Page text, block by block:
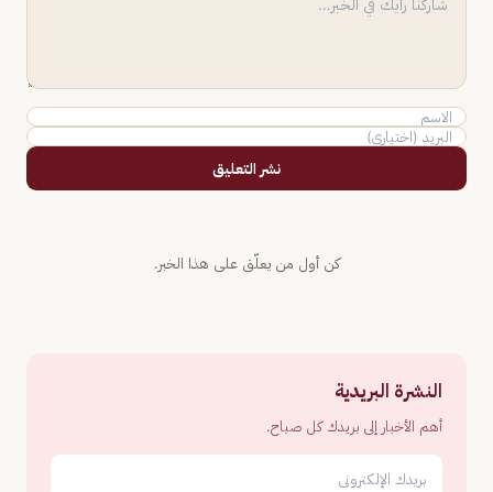
نشر التعليق
كن أول من يعلّق على هذا الخبر.
النشرة البريدية
أهم الأخبار إلى بريدك كل صباح.